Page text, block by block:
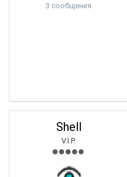
3 сообщения
Shell
V.I.P.